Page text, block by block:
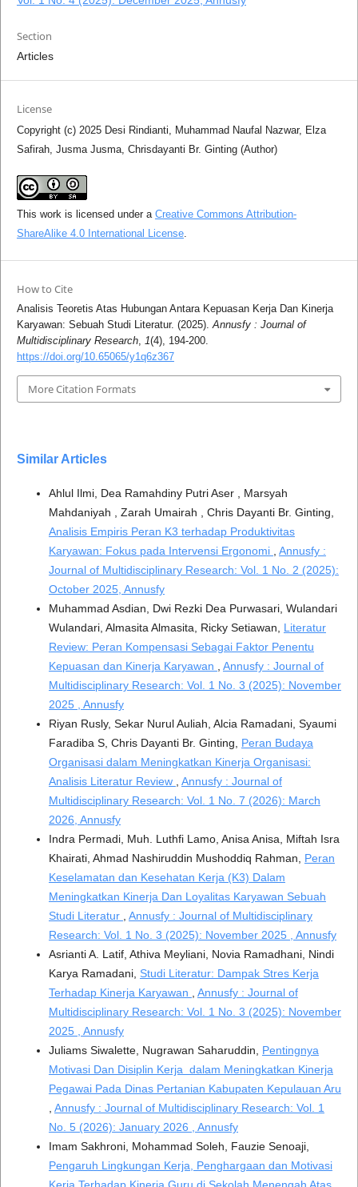
Section
Articles
License
Copyright (c) 2025 Desi Rindianti, Muhammad Naufal Nazwar, Elza
Safirah, Jusma Jusma, Chrisdayanti Br. Ginting (Author)
This work is licensed under a Creative Commons Attribution-
ShareAlike 4.0 International License.
How to Cite
Analisis Teoretis Atas Hubungan Antara Kepuasan Kerja Dan Kinerja
Karyawan: Sebuah Studi Literatur. (2025). Annusfy : Journal of
Multidisciplinary Research, 1(4), 194-200.
https://doi.org/10.65065/y1q6z367
More Citation Formats
Similar Articles
Ahlul Ilmi, Dea Ramahdiny Putri Aser , Marsyah
Mahdaniyah , Zarah Umairah , Chris Dayanti Br. Ginting,
Analisis Empiris Peran K3 terhadap Produktivitas
Karyawan: Fokus pada Intervensi Ergonomi
Annusfy :
Journal of Multidisciplinary Research: Vol. 1 No. 2 (2025):
October 2025, Annusfy
Muhammad Asdian, Dwi Rezki Dea Purwasari, Wulandari
Wulandari, Almasita Almasita, Ricky Setiawan, Literatur
Review: Peran Kompensasi Sebagai Faktor Penentu
Kepuasan dan Kinerja Karyawan
Annusfy : Journal of
Multidisciplinary Research: Vol. 1 No. 3 (2025): November
2025 , Annusfy
Riyan Rusly, Sekar Nurul Auliah, Alcia Ramadani, Syaumi
Faradiba S, Chris Dayanti Br. Ginting, Peran Budaya
Organisasi dalam Meningkatkan Kinerja Organisasi:
Analisis Literatur Review
Annusfy : Journal of
Multidisciplinary Research: Vol. 1 No. 7 (2026): March
2026, Annusfy
Indra Permadi, Muh. Luthfi Lamo, Anisa Anisa, Miftah Isra
Khairati, Ahmad Nashiruddin Mushoddiq Rahman, Peran
Keselamatan dan Kesehatan Kerja (K3) Dalam
Meningkatkan Kinerja Dan Loyalitas Karyawan Sebuah
Studi Literatur
Annusfy : Journal of Multidisciplinary
Research: Vol. 1 No. 3 (2025): November 2025 , Annusfy
Asrianti A. Latif, Athiva Meyliani, Novia Ramadhani, Nindi
Karya Ramadani, Studi Literatur: Dampak Stres Kerja
Terhadap Kinerja Karyawan
Annusfy : Journal of
Multidisciplinary Research: Vol. 1 No. 3 (2025): November
2025 , Annusfy
Juliams Siwalette, Nugrawan Saharuddin, Pentingnya
Motivasi Dan Disiplin Kerja dalam Meningkatkan Kinerja
Pegawai Pada Dinas Pertanian Kabupaten Kepulauan Aru
Annusfy : Journal of Multidisciplinary Research: Vol. 1
No. 5 (2026): January 2026 , Annusfy
Imam Sakhroni, Mohammad Soleh, Fauzie Senoaji,
Pengaruh Lingkungan Kerja, Penghargaan dan Motivasi